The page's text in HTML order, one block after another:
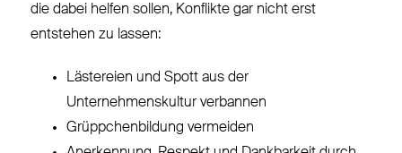
die dabei helfen sollen, Konflikte gar nicht erst
entstehen zu lassen:
Lästereien und Spott aus der
Unternehmenskultur verbannen
Grüppchenbildung vermeiden